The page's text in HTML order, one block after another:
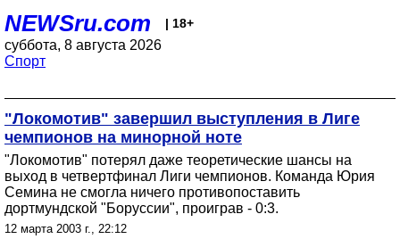
NEWSru.com | 18+
суббота, 8 августа 2026
Спорт
"Локомотив" завершил выступления в Лиге
чемпионов на минорной ноте
"Локомотив" потерял даже теоретические шансы на
выход в четвертфинал Лиги чемпионов. Команда Юрия
Семина не смогла ничего противопоставить
дортмундской "Боруссии", проиграв - 0:3.
12 марта 2003 г., 22:12